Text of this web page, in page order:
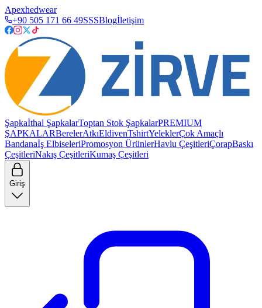
Apexhedwear
+90 505 171 66 49SSSBlogİletişim
Şapkaİthal ŞapkalarToptan Stok ŞapkalarPREMIUM
ŞAPKALARBerelerAtkıEldivenTshirtYeleklerÇok Amaçlı
Bandanaİş ElbiseleriPromosyon ÜrünlerHavlu ÇeşitleriÇorapBaskı
ÇeşitleriNakış ÇeşitleriKumaş Çeşitleri
Giriş